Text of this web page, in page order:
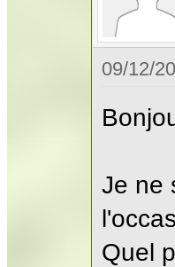
09/12/
Je ne
Quel